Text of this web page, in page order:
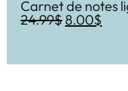
Carnet de notes
24.99$ 8.00$